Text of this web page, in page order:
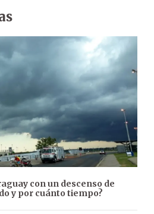
con un descenso de
y por cuánto tiempo?